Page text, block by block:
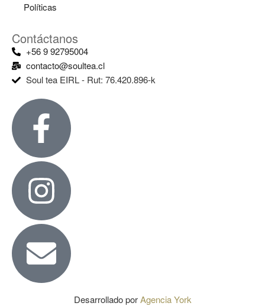
Políticas
Contáctanos
+56 9 92795004
contacto@soultea.cl
Soul tea EIRL - Rut: 76.420.896-k
Desarrollado porAgencia York